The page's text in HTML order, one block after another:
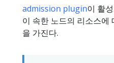
admission plugin이 활
이 속한 노드의 리소스
을 가진다.